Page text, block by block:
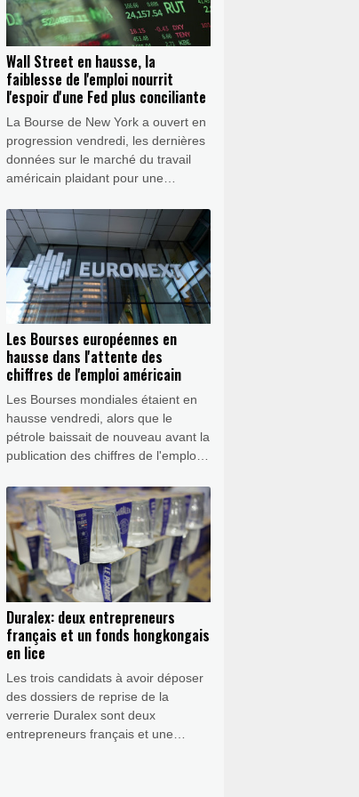
Wall Street en hausse, la
faiblesse de l'emploi nourrit
l'espoir d'une Fed plus conciliante
La Bourse de New York a ouvert en
progression vendredi, les dernières
données sur le marché du travail
américain plaidant pour une
la Réserve fédérale (Fed),
alimentant l'optimisme des indices
boursiers.
Les Bourses européennes en
hausse dans l'attente des
chiffres de l'emploi américain
Les Bourses mondiales étaient en
hausse vendredi, alors que le
pétrole baissait de nouveau avant la
publication des chiffres de l'emploi
Duralex: deux entrepreneurs
français et un fonds hongkongais
en lice
Les trois candidats à avoir déposer
des dossiers de reprise de la
verrerie Duralex sont deux
entrepreneurs français et une